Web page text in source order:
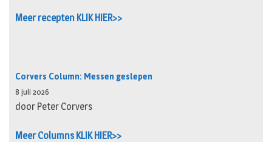
Meer recepten KLIK HIER>>
Corvers Column: Messen geslepen
8 juli 2026
door Peter Corvers
Meer Columns KLIK HIER>>